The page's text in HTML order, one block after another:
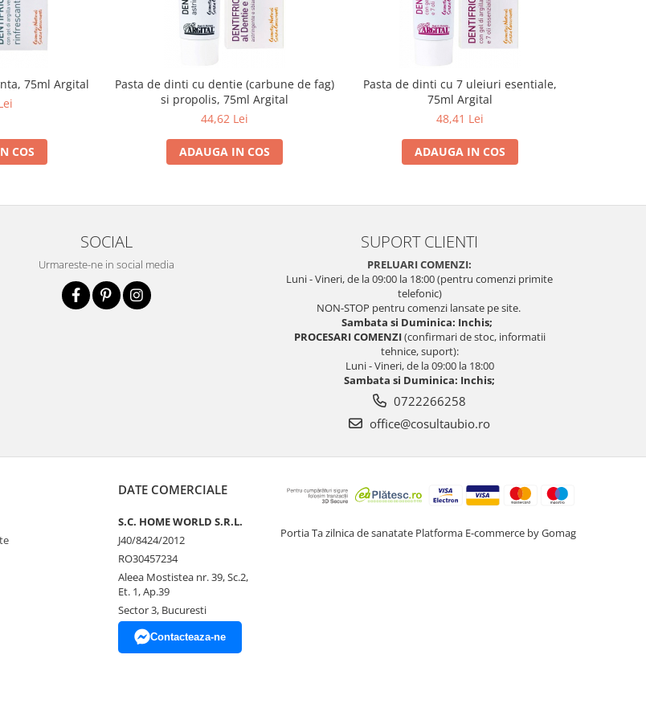
75ml Argital
COS
Pasta de dinti cu dentie (carbune de fag)
si propolis, 75ml Argital
44,62 Lei
ADAUGA IN COS
Pasta de dinti cu 7 uleiuri esentiale,
75ml Argital
48,41 Lei
ADAUGA IN COS
SOCIAL
Urmareste-ne in social media
SUPORT CLIENTI
PRELUARI COMENZI:
Luni - Vineri, de la 09:00 la 18:00 (pentru comenzi primite
telefonic)
NON-STOP pentru comenzi lansate pe site.
Sambata si Duminica: Inchis;
PROCESARI COMENZI(confirmari de stoc, informatii
tehnice, suport):
Luni - Vineri, de la 09:00 la 18:00
Sambata si Duminica: Inchis;
0722266258
office@cosultaubio.ro
DATE COMERCIALE
S.C. HOME WORLD S.R.L.
J40/8424/2012
RO30457234
Aleea Mostistea nr. 39, Sc.2,
Et. 1, Ap.39
Sector 3, Bucuresti
Contacteaza-ne
Portia Ta zilnica de sanatate Platforma E-commerce by Gomag